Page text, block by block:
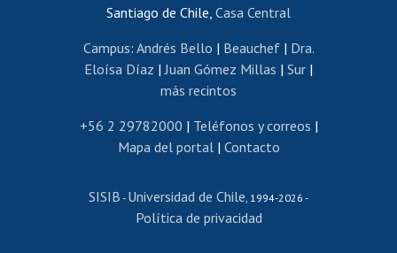
Certificado de renta honorarios
Editar páginas blancas
Extranjeras/os
Revalidación y reconocimiento de títulos
Postulación al Programa de Movilidad Estudiantil
Cursos de español
Santiago de Chile, Casa Central
Campus: Andrés Bello | Beauchef| Dra.
Eloísa Díaz |Juan Gómez Millas | Sur |
más recintos
+56 2 29782000 | Teléfonos y correos |
Mapa del portal| Contacto
SISIB - Universidad de Chile, 1994-2026 -
Política de privacidad